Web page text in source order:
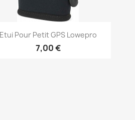
Aperçu rapide
Etui Pour Petit GPS Lowepro
7,00 €